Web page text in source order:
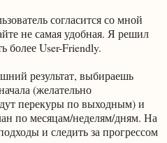
согласится со мной
не самая удобная. Я решил
более User-Friendly.
результат, выбираешь
(желательно
перекуры по выходным) и
по месяцам/неделям/дням. На
и следить за прогрессом